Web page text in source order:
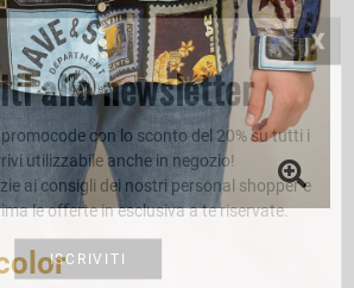
alla newsletter
con lo sconto del 20% su tutti i
utilizzabile anche in negozio!
ai consigli dei nostri personal shopper e
le offerte in esclusiva a te riservate.
ISCRIVITI